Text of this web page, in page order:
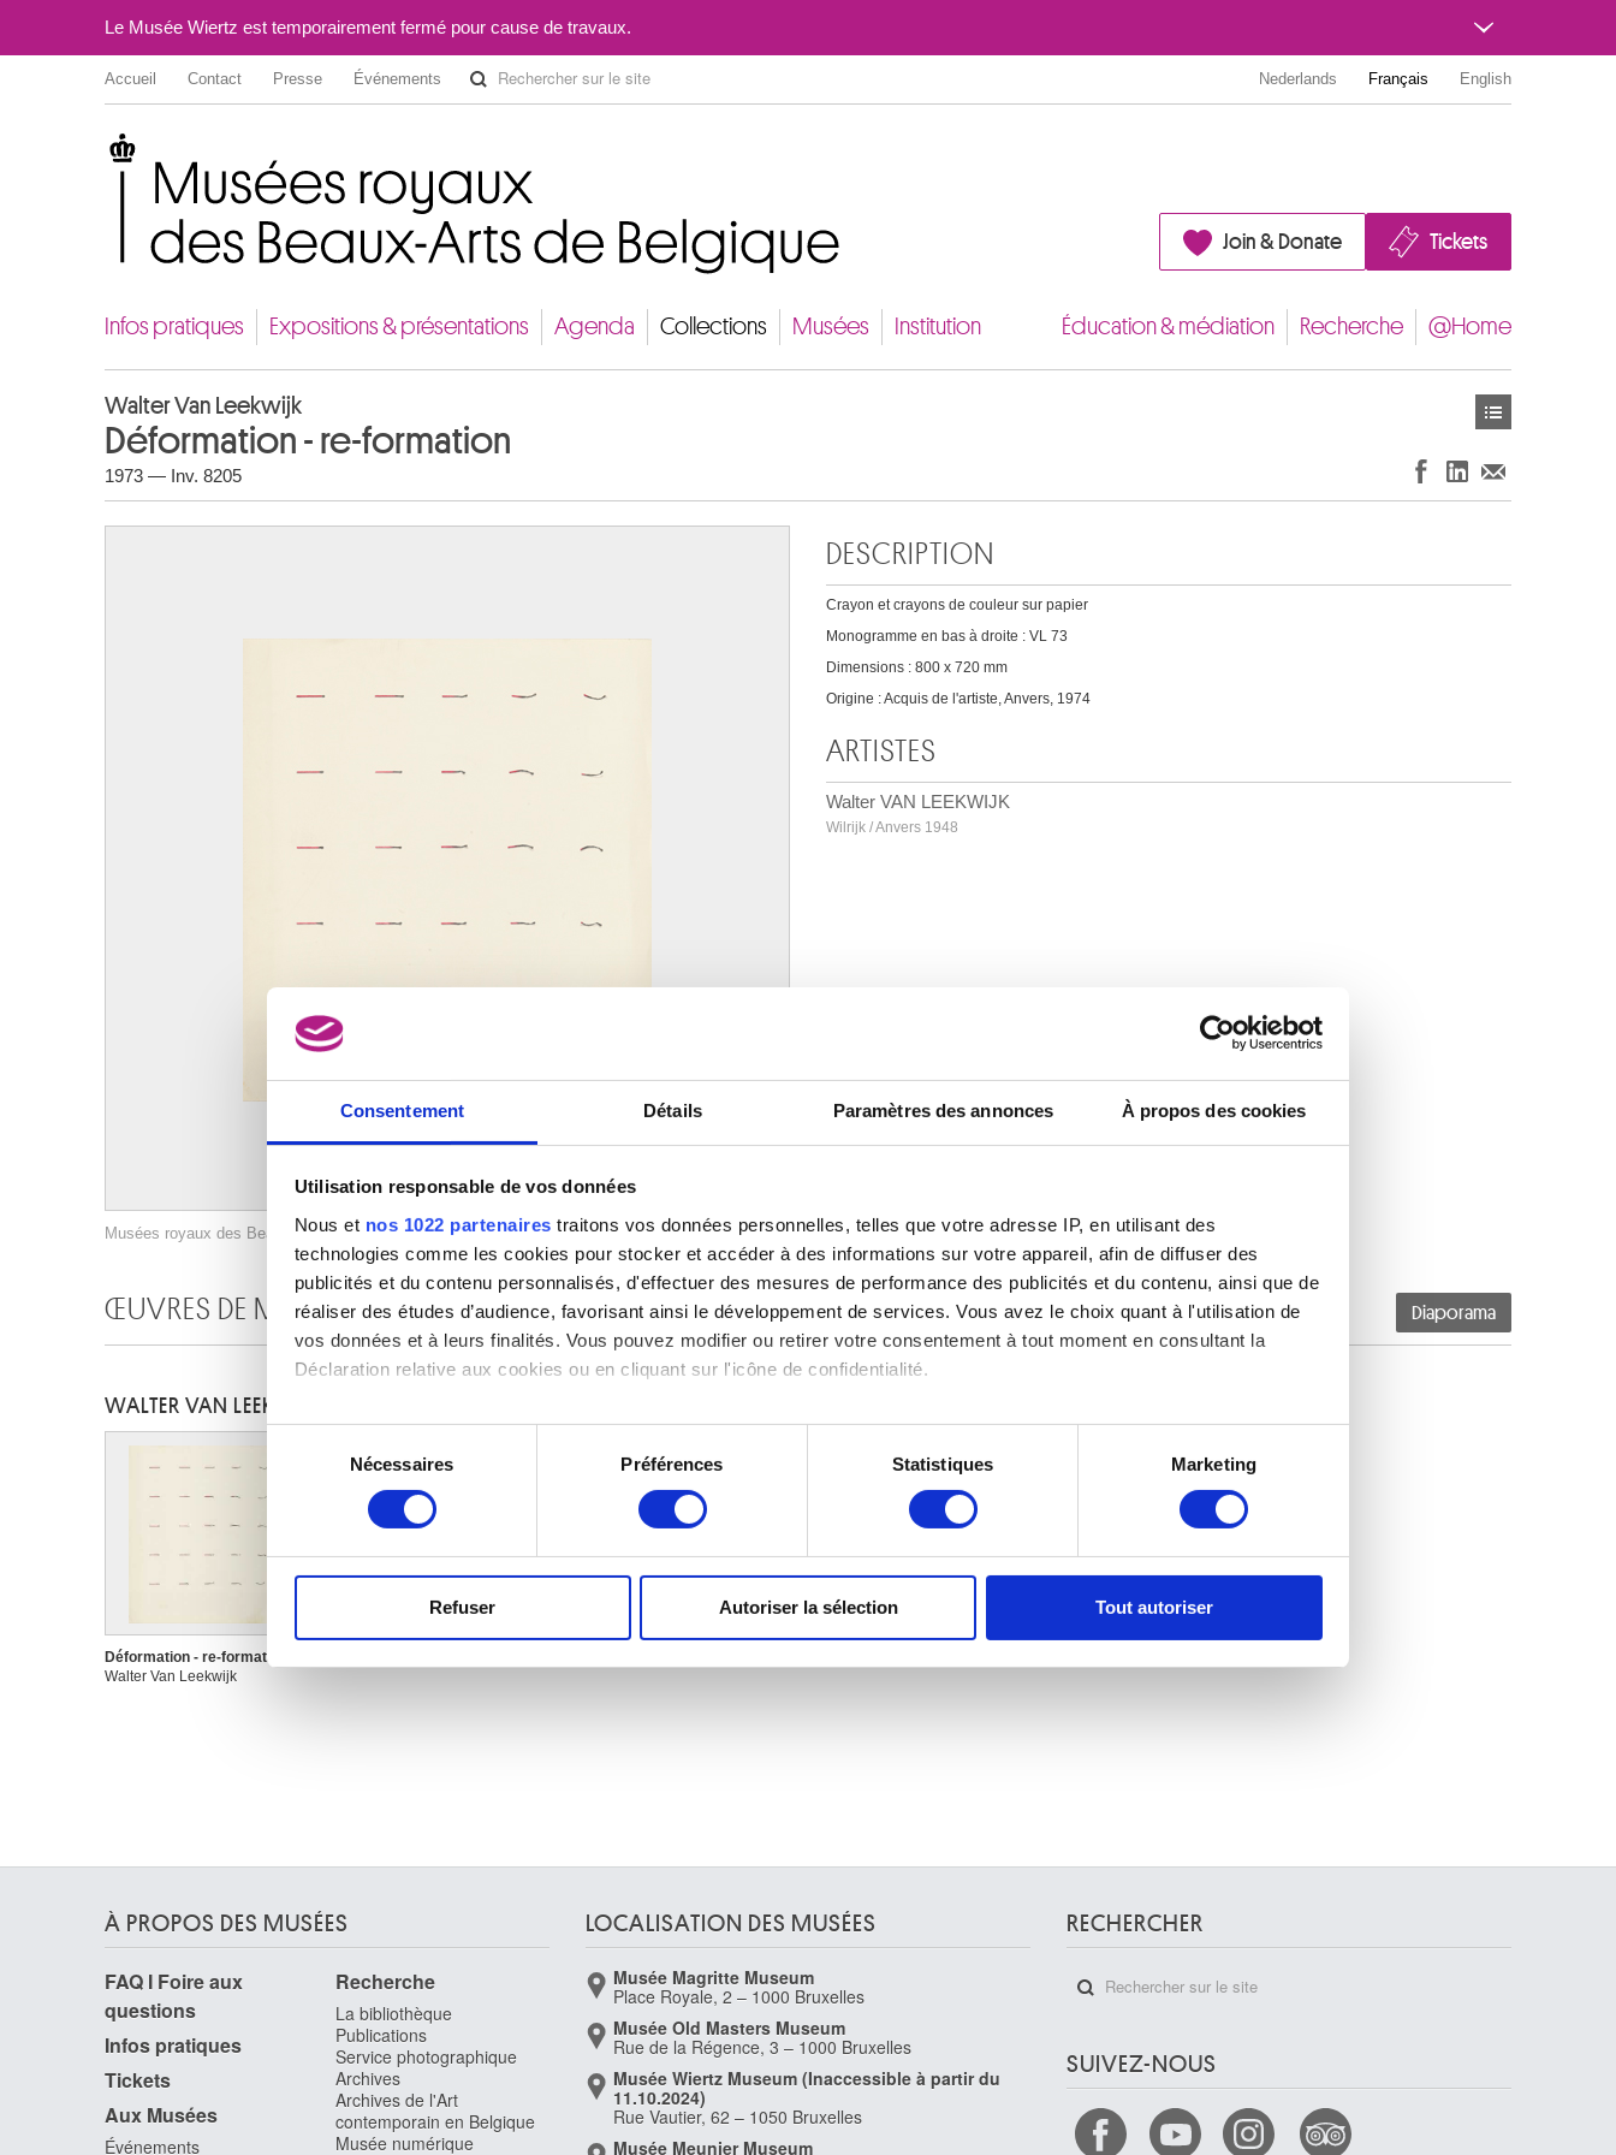
Consentement Détails Paramètres des annonces À propos des cookies
Utilisation responsable de vos données
Nous et nos 1022 partenaires traitons vos données personnelles, telles que votre adresse IP, en utilisant des
technologies comme les cookies pour stocker et accéder à des informations sur votre appareil, afin de diffuser des
publicités et du contenu personnalisés, d'effectuer des mesures de performance des publicités et du contenu, ainsi que de
réaliser des études d’audience, favorisant ainsi le développement de services. Vous avez le choix quant à l'utilisation de
vos données et à leurs finalités. Vous pouvez modifier ou retirer votre consentement à tout moment en consultant la
Déclaration relative aux cookies ou en cliquant sur l'icône de confidentialité.
Si vous le permettez, nous aimerions également :
Collecter des informations sur votre localisation géographique qui peuvent être précises à plusieurs mètres près
digitales).
Sélection
du
consentement
Nécessaires Préférences Statistiques Marketing
Refuser Autoriser la sélection Tout autoriser
Le Musée Wiertz est temporairement fermé pour cause de travaux.
Accueil Contact Presse Événements Nederlands Français English
Join & Donate Tickets
Infos pratiques Expositions & présentations Agenda Collections Musées Institution Éducation & médiation Recherche @Home
Walter Van Leekwijk
Déformation - re-formation
1973 — Inv. 8205
Musées royaux des Beaux-Arts de Belgique, Bruxelles / photo : J. Geleyns - Art Photography
DESCRIPTION
Crayon et crayons de couleur sur papier
Monogramme en bas à droite : VL 73
Dimensions : 800 x 720 mm
Origine : Acquis de l'artiste, Anvers, 1974
ARTISTES
Walter VAN LEEKWIJK
Wilrijk / Anvers 1948
ŒUVRES DE MÊME AUTEUR Diaporama
WALTER VAN LEEKWIJK
Déformation - re-formation
Walter Van Leekwijk
À PROPOS DES MUSÉES
FAQ I Foire aux
questions
Infos pratiques
Tickets
Aux Musées
Événements
Recherche
La bibliothèque
Publications
Service photographique
Archives
Archives de l'Art
contemporain en Belgique
Musée numérique
LOCALISATION DES MUSÉES
Musée Magritte Museum
Place Royale, 2 – 1000 Bruxelles
Musée Old Masters Museum
Rue de la Régence, 3 – 1000 Bruxelles
Musée Wiertz Museum (Inaccessible à partir du
11.10.2024)
Rue Vautier, 62 – 1050 Bruxelles
Musée Meunier Museum
RECHERCHER
SUIVEZ-NOUS